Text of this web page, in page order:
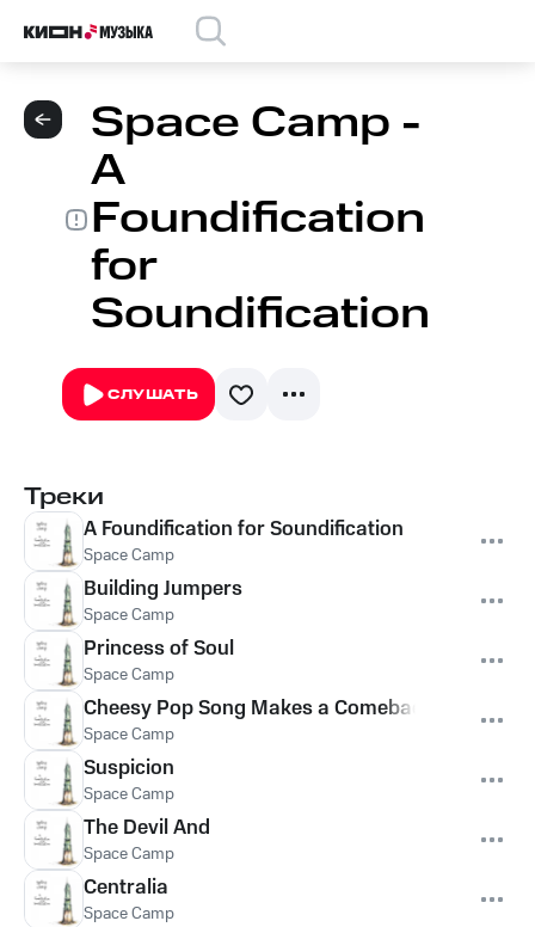
Space Camp -
A
Foundification
for
Soundification
СЛУШАТЬ
Треки
A Foundification for Soundification
Space Camp
Building Jumpers
Space Camp
Princess of Soul
Space Camp
Cheesy Pop Song Makes a Comeback
Space Camp
Suspicion
Space Camp
The Devil And
Space Camp
Centralia
Space Camp